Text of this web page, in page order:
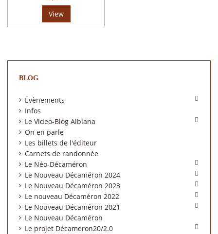
View
BLOG
Évènements 
Infos
Le Video-Blog Albiana

On en parle
Les billets de l'éditeur
Carnets de randonnée
Le Néo-Décaméron

Le Nouveau Décaméron 2024 
Le Nouveau Décaméron 2023 
Le nouveau Décaméron 2022 
Le Nouveau Décaméron 2021 
Le Nouveau Décaméron
Le projet Décameron20/2.0
